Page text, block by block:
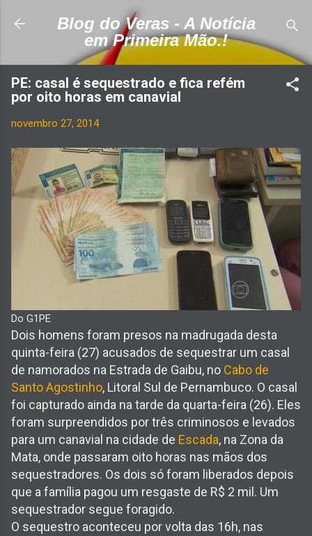
Pular para o conteúdo principal
Blog do Veras - A Notícia
em Primeira Mão.!
PE: casal é sequestrado e fica refém
por oito horas em canavial
novembro 27, 2014
Do G1PE
Dois homens foram presos na madrugada desta
quinta-feira (27) acusados de sequestrar um casal
de namorados na Estrada de Gaibu, no Cabo de
Santo Agostinho, Litoral Sul de Pernambuco. O casal
foi capturado ainda na tarde da quarta-feira (26). Eles
foram surpreendidos por três criminosos e levados
para um canavial na cidade de Escada, na Zona da
Mata, onde passaram oito horas nas mãos dos
sequestradores. Os dois só foram liberados depois
que a família pagou um resgaste de R$ 2 mil. Um
sequestrador segue foragido.
O sequestro aconteceu por volta das 16h, nas